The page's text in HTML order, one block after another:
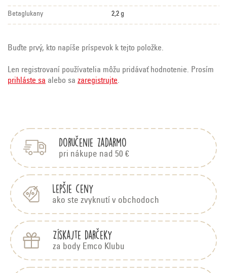
Betaglukany 2,2 g
Buďte prvý, kto napíše príspevok k tejto položke.
Len registrovaní používatelia môžu pridávať hodnotenie. Prosím
prihláste sa alebo sa zaregistrujte.
Doručenie zadarmo
pri nákupe nad 50 €
Lepšie ceny
ako ste zvyknutí v obchodoch
Získajte darčeky
za body Emco Klubu